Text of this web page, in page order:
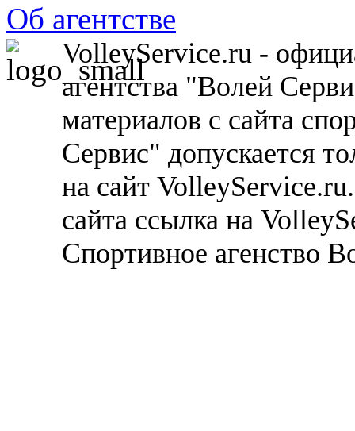
Об агентстве
VolleyService.ru -
агентства "Волей
материалов с сайта
Сервис" допускается
на сайт
сайта ссылка на
Спортивное агенство